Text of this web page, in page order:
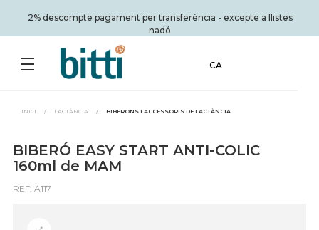
2% descompte pagament per transferència - excepte a llistes
nadó
CA
INICI / LACTÀNCIA / BIBERONS I ACCESSORIS DE LACTÀNCIA
BIBERÓ EASY START ANTI-COLIC
160ml de MAM
REF: A117